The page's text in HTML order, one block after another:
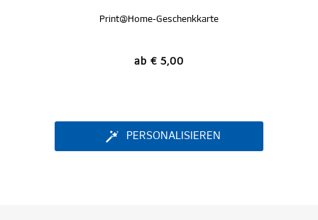
Print@Home-Geschenkkarte
ab € 5,00
PERSONALISIEREN